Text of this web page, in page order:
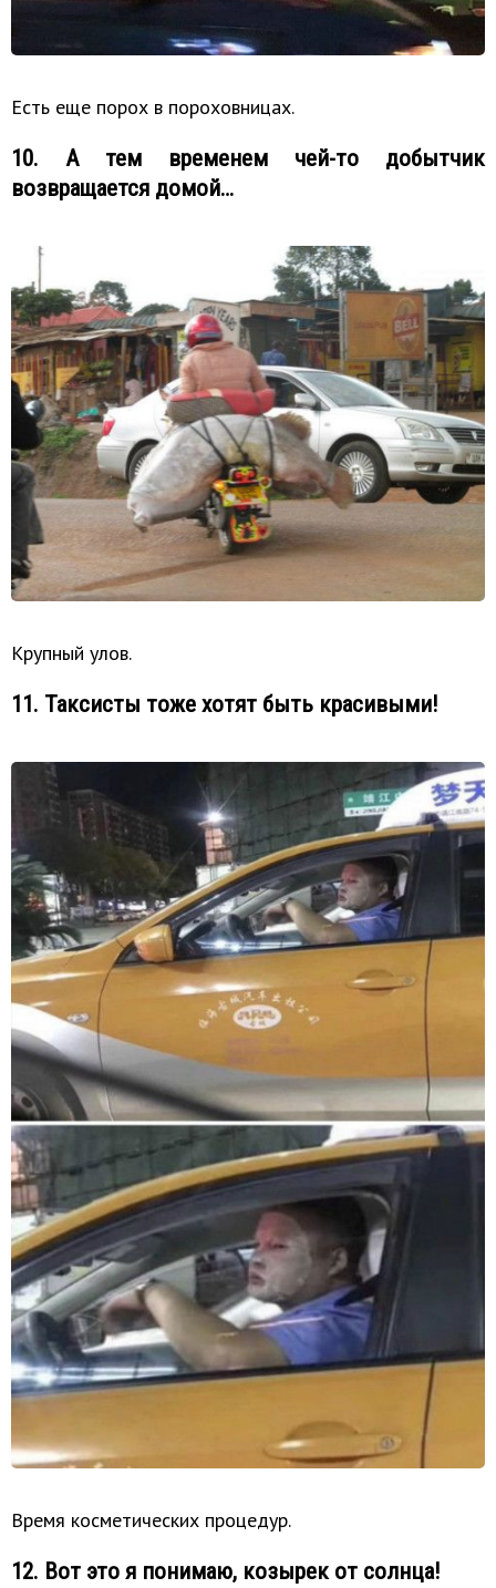
Есть еще порох в пороховницах.
10. А тем временем чей-то добытчик
возвращается домой…
Крупный улов.
11. Таксисты тоже хотят быть красивыми!
Время косметических процедур.
12. Вот это я понимаю, козырек от солнца!